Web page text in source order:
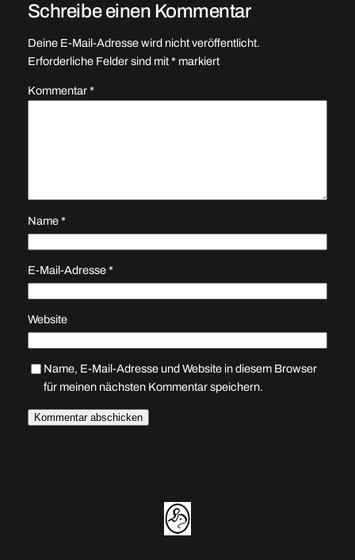
Schreibe einen Kommentar
Deine E-Mail-Adresse wird nicht veröffentlicht.
Erforderliche Felder sind mit*markiert
Kommentar*
Name*
E-Mail-Adresse*
Website
Name, E-Mail-Adresse und Website in diesem Browser
für meinen nächsten Kommentar speichern.